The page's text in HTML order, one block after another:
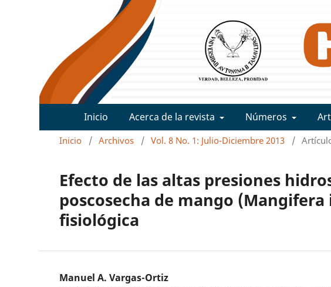
Inicio Acerca de la revista Números
Inicio / Archivos / Vol. 8 No. 1: Julio-Diciembre 2013 /
Efecto de las altas presiones
poscosecha de mango
fisiológica
Manuel A. Vargas-Ortiz